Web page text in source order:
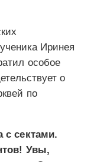
Иринея
особое
о
по
с сектами.
Увы,